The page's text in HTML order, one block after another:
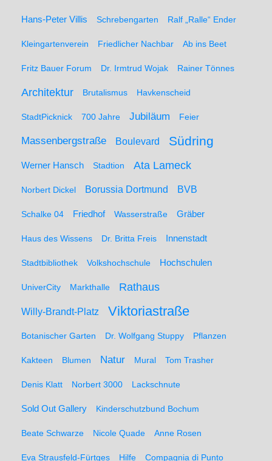
Hans-Peter Villis Schrebengarten Ralf „Ralle“ Ender
Kleingartenverein Friedlicher Nachbar Ab ins Beet
Fritz Bauer Forum Dr. Irmtrud Wojak Rainer Tönnes
Architektur Brutalismus Havkenscheid
StadtPicknick 700 Jahre Jubiläum Feier
Massenbergstraße Boulevard Südring
Werner Hansch Stadtion Ata Lameck
Norbert Dickel Borussia Dortmund BVB
Schalke 04 Friedhof Wasserstraße Gräber
Haus des Wissens Dr. Britta Freis Innenstadt
Stadtbibliothek Volkshochschule Hochschulen
UniverCity Markthalle Rathaus
Willy-Brandt-Platz Viktoriastraße
Botanischer Garten Dr. Wolfgang Stuppy Pflanzen
Kakteen Blumen Natur Mural Tom Trasher
Denis Klatt Norbert 3000 Lackschnute
Sold Out Gallery Kinderschutzbund Bochum
Beate Schwarze Nicole Quade Anne Rosen
Eva Strausfeld-Fürtges Hilfe Compagnia di Punto